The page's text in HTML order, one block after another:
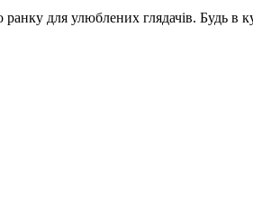
для улюблених глядачів. Будь в